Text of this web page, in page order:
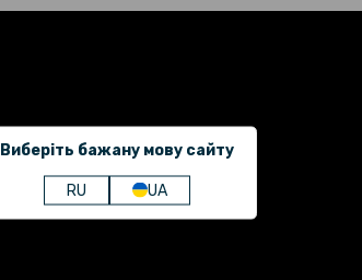
Виберіть бажану мову сайту
RU UA